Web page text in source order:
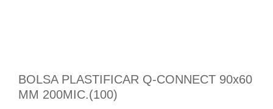
BOLSA PLASTIFICAR Q-CONNECT 90x60
MM 200MIC.(100)